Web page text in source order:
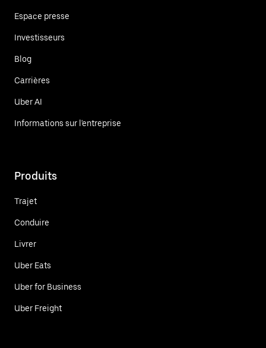
Espace presse
Investisseurs
Blog
Carrières
Uber AI
Informations sur l'entreprise
Produits
Trajet
Conduire
Livrer
Uber Eats
Uber for Business
Uber Freight